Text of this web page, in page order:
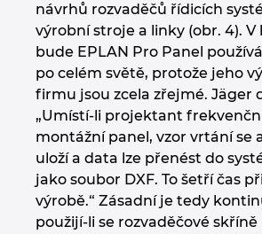
návrhů rozvaděčů řídicích
výrobní stroje a linky (obr. 4).
bude EPLAN Pro Panel
po celém světě, protože jeho
firmu jsou zcela zřejmé. Jäger
„Umístí-li projektant
montážní panel, vzor vrtání se
uloží a data lze přenést do
jako soubor DXF. To šetří čas
výrobě.“ Zásadní je tedy
použijí-li se rozvaděčové